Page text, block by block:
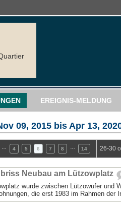
EREIGNIS-MELDUNG
09, 2015 bis Apr 13,
4 5 6 7 8 14 26-30
Neubau am Lützowplatz
wurde zwischen Lützowufer und
die erst 1983 im Rahmen der